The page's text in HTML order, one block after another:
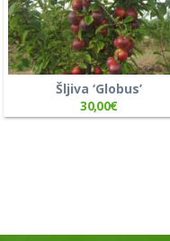
Šljiva ‘Globus’
30,00€